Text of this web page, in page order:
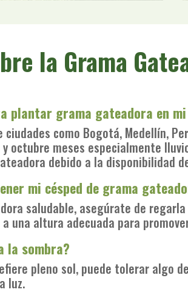
la Grama
plantar grama gateadora en
ciudades como Bogotá, Medellín,
octubre meses especialmente
debido a la disponibilidad
mi césped de grama
saludable, asegúrate de
una altura adecuada para
la sombra?
pleno sol, puede tolerar algo
luz.